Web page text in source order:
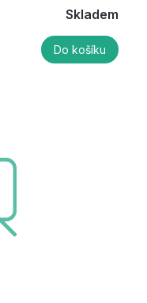
Skladem
Do košíku